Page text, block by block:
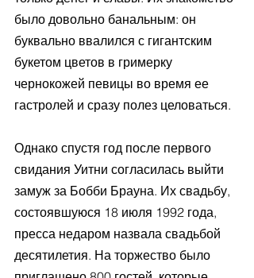
было довольно банальным: он
буквально ввалился с гигантским
букетом цветов в гримерку
чернокожей певицы во время ее
гастролей и сразу полез целоваться.
Однако спустя год после первого
свидания Уитни согласилась выйти
замуж за Бобби Брауна. Их свадьбу,
состоявшуюся 18 июля 1992 года,
пресса недаром назвала свадьбой
десятилетия. На торжество было